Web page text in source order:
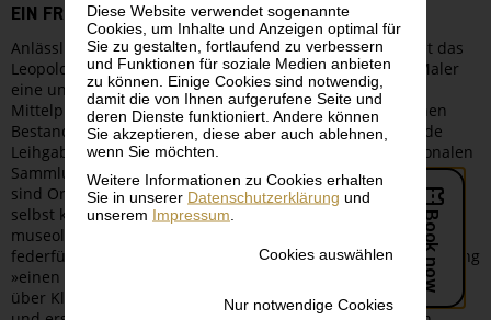
Diese Website verwendet sogenannte
Cookies, um Inhalte und Anzeigen optimal für
Sie zu gestalten, fortlaufend zu verbessern
und Funktionen für soziale Medien anbieten
zu können. Einige Cookies sind notwendig,
damit die von Ihnen aufgerufene Seite und
deren Dienste funktioniert. Andere können
Sie akzeptieren, diese aber auch ablehnen,
wenn Sie möchten.
Weitere Informationen zu Cookies erhalten
Sie in unserer Datenschutzerklärung und
unserem Impressum
Cookies auswählen
Nur notwendige Cookies
EIN FRISCHER BLICK AUF KLIMT
Anlässlich des 150. Geburtstags von Gustav Klimt widmet das
Leopold Museum dem berühmtesten österreichischen Maler
eine ungewöhnliche Ausstellung zu Leben und Werk. Im
Mittelpunkt stehen Meisterwerke aus dem eigenen reichen
Bestand des Leopold Museum, ergänzt um herausragende
Leihgaben aus wichtigen österreichischen und internationalen
Sammlungen. Den Werken gegenübergestellt
sind Originalzitate des Künstlers, der die Bilder sozusagen
selbst kommentiert. Für Tobias G. Natter, neuer
museologischer Direktor des Leopold Museum und
federführender Kurator der Klimt-Schau, bringt die Ausstellung
»einen frischen Blick auf den Kosmos Klimt«. »Bekanntlich ist
über Klimt viel geschrieben worden – schon zu Lebzeiten